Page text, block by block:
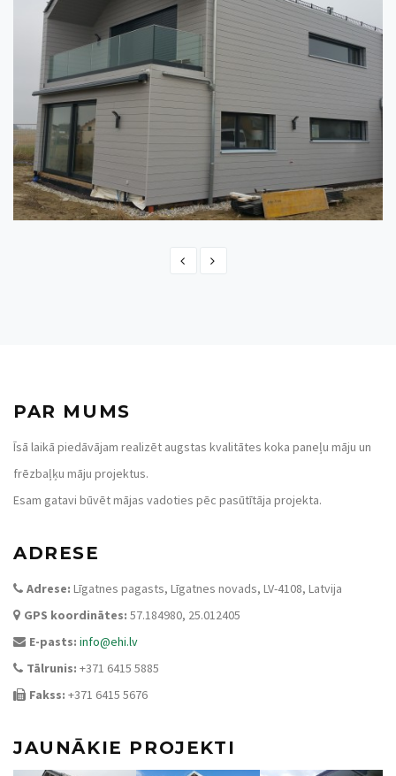
ŠVEICE - MONTBRELLOZ
PAR MUMS
Īsā laikā piedāvājam realizēt augstas kvalitātes koka paneļu māju un
frēzbaļķu māju projektus.
Esam gatavi būvēt mājas vadoties pēc pasūtītāja projekta.
ADRESE
Adrese: Līgatnes pagasts, Līgatnes novads, LV-4108, Latvija
GPS koordinātes: 57.184980, 25.012405
E-pasts: info@ehi.lv
Tālrunis: +371 6415 5885
Fakss: +371 6415 5676
JAUNĀKIE PROJEKTI